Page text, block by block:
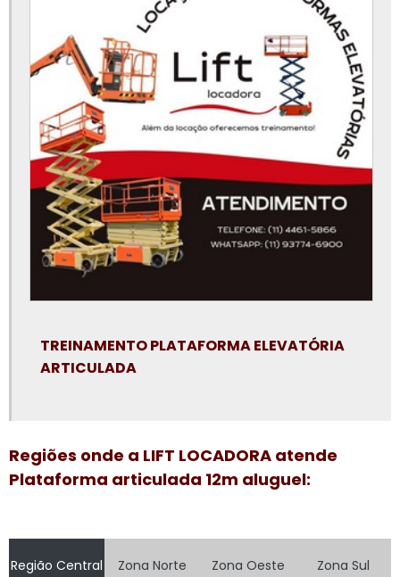
Peças para plataforma elevatória
Plataforma articulada 12m aluguel
Plataforma elevatória 15m
Plataforma elevatória 30 metros
Plataforma elevatória 40 metros
Plataforma elevatória 45 metros
Plataforma elevatória 6 metros
Plataforma elevatória aluguel preço
Plataforma elevatória articulada 15m
Plataforma elevatória articulada locação
Plataforma elevatória preço aluguel
Plataforma elevatória preço locação
TREINAMENTO PLATAFORMA ELEVATÓRIA
ARTICULADA
Regiões onde a LIFT LOCADORA atende
Plataforma articulada 12m aluguel:
Região Central Zona Norte Zona Oeste Zona Sul